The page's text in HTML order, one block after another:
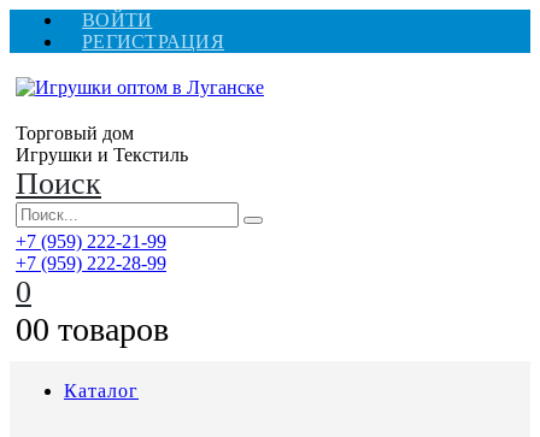
ВОЙТИ
РЕГИСТРАЦИЯ
Торговый дом
Игрушки и Текстиль
Поиск
+7 (959) 222-21-99
+7 (959) 222-28-99
0
00 товаров
Каталог